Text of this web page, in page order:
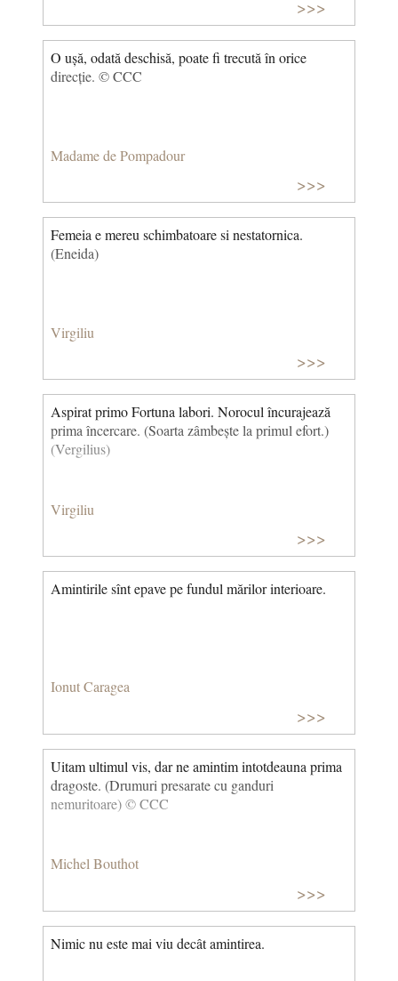
>>>
O ușă, odată deschisă, poate fi trecută în orice
direcție. © CCC
Madame de Pompadour
>>>
Femeia e mereu schimbatoare si nestatornica.
(Eneida)
Virgiliu
>>>
Aspirat primo Fortuna labori. Norocul încurajează
prima încercare. (Soarta zâmbește la primul efort.)
(Vergilius)
Virgiliu
>>>
Amintirile sînt epave pe fundul mărilor interioare.
Ionut Caragea
>>>
Uitam ultimul vis, dar ne amintim intotdeauna prima
dragoste. (Drumuri presarate cu ganduri
nemuritoare) © CCC
Michel Bouthot
>>>
Nimic nu este mai viu decât amintirea.